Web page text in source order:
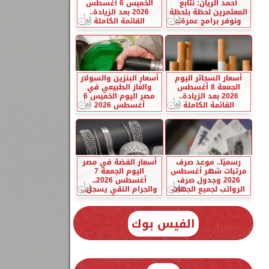
أحمد الريان: نتابع
المعتمرين لحظة بلحظة
ونوفر برامج عمرة...
الخميس 6 أغسطس
2026 بعد الزيادة..
القائمة الكاملة
أسعار السجائر اليوم
الجمعة 8 أغسطس
2026 بعد الزيادة..
القائمة الكاملة
أسعار البنزين والسولار
والغاز الطبيعي في
مصر اليوم الخميس 6
أغسطس 2026
رسميًا.. موعد صرف
مرتبات شهر أغسطس
2026 وجدول صرف
الرواتب لجميع الجهات
أسعار الفضة في مصر
اليوم الجمعة 7
أغسطس 2026..
والجرام النقي يسجل...
الفيس بوك